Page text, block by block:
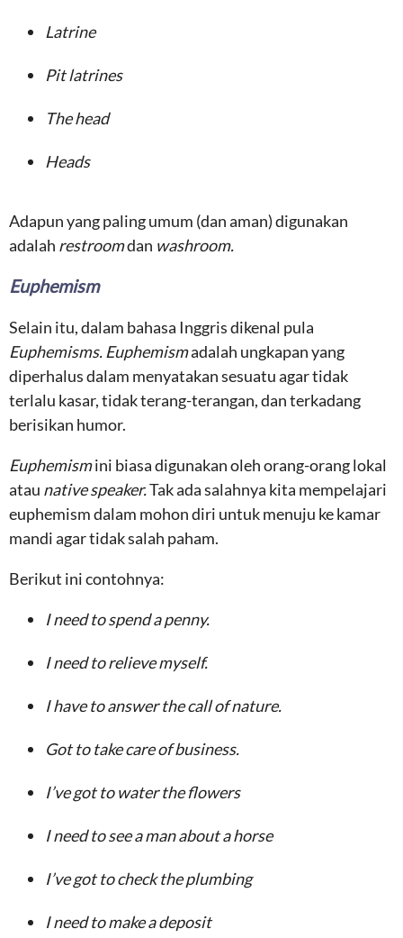
Latrine
Pit latrines
The head
Heads
Adapun yang paling umum (dan aman) digunakan
adalah restroomdan washroom.
Euphemism
Selain itu, dalam bahasa Inggris dikenal pula
Euphemisms. Euphemismadalah ungkapan yang
diperhalus dalam menyatakan sesuatu agar tidak
terlalu kasar, tidak terang-terangan, dan terkadang
berisikan humor.
Euphemismini biasa digunakan oleh orang-orang lokal
atau native speaker.Tak ada salahnya kita mempelajari
euphemism dalam mohon diri untuk menuju ke kamar
mandi agar tidak salah paham.
Berikut ini contohnya:
I need to spend a penny.
I need to relieve myself.
I have toanswer the call of nature.
Got to take care of business.
I’ve got towater the flowers
I need to see a man about a horse
I’ve got tocheck the plumbing
I need to make a deposit